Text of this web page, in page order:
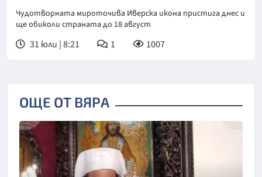
Чудотворната мироточива Иверска икона пристига днес и
ще обиколи страната до 18 август
31 юли | 8:21 1 1007
ОЩЕ ОТ ВЯРА